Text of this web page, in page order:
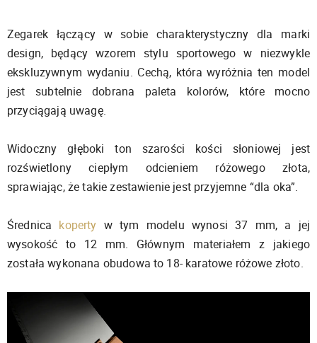
Zegarek łączący w sobie charakterystyczny dla marki
design, będący wzorem stylu sportowego w niezwykle
ekskluzywnym wydaniu. Cechą, która wyróżnia ten model
jest subtelnie dobrana paleta kolorów, które mocno
przyciągają uwagę.
Widoczny głęboki ton szarości kości słoniowej jest
rozświetlony ciepłym odcieniem różowego złota,
sprawiając, że takie zestawienie jest przyjemne “dla oka”.
Średnica koperty w tym modelu wynosi 37 mm, a jej
wysokość to 12 mm. Głównym materiałem z jakiego
została wykonana obudowa to 18- karatowe różowe złoto.